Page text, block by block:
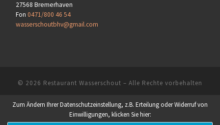
27568 Bremerhaven
Fon 0471/800 46 54
wasserschoutbhv@gmail.com
© 2026 Restaurant Wasserschout – Alle Rechte vorbehalten
Zum Ändern Ihrer Datenschutzeinstellung, z.B. Erteilung oder Widerruf von
Einwilligungen, klicken Sie hier: